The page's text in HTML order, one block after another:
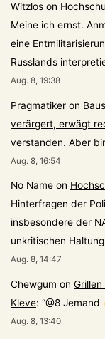
Witzlos on
Meine ich ernst.
eine
Russlands
Aug. 8, 19:38
Pragmatiker on
verärgert, erwägt
verstanden. Aber
Aug. 8, 16:54
No Name on
Hinterfragen der
insbesondere der
unkritischen
Aug. 8, 14:47
Chewgum on
Kleve: “@8 Jemand
Aug. 8, 13:40